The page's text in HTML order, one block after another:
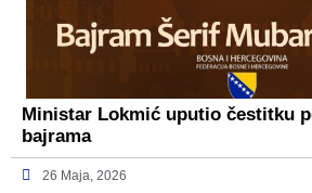
Ministar Lokmić uputio čestitku
bajrama
26 Maja, 2026